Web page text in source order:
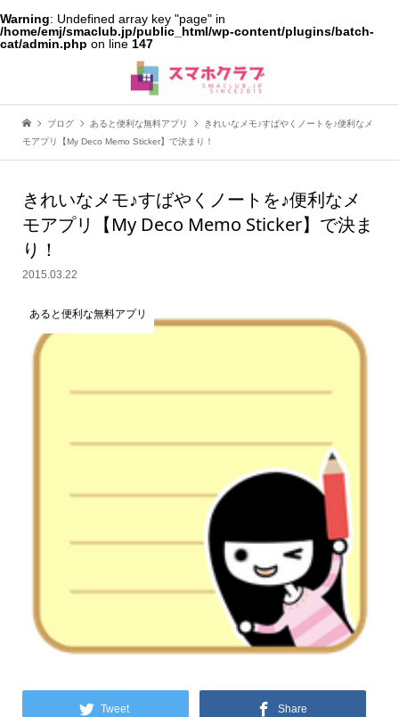
Warning: Undefined array key "page" in
/home/emj/smaclub.jp/public_html/wp-content/plugins/batch-
cat/admin.php on line 147
ブログ あると便利な無料アプリ
きれいなメモ♪すばやくノートを♪便利なメ
モアプリ【My Deco Memo Sticker】で決まり！
きれいなメモ♪すばやくノートを♪便利なメ
モアプリ【My Deco Memo Sticker】で決ま
り！
2015.03.22
あると便利な無料アプリ
Tweet Share